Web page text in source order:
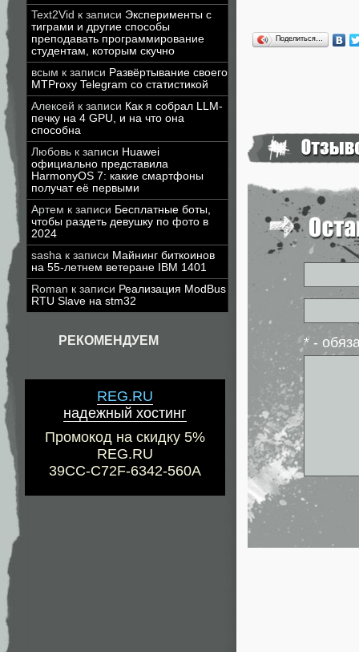
Text2Vid к записи Эксперименты с
тиграми и другие способы
преподавать программирование
студентам, которым скучно
всым к записи Развёртывание своего
MTProxy Telegram со статистикой
Алексей к записи Как я собрал LLM-
печку на 4 GPU, и на что она
способна
Любовь к записи Huawei
официально представила
HarmonyOS 7: какие смартфоны
получат её первыми
Артем к записи Бесплатные боты,
чтобы раздеть девушку по фото в
2024
sasha к записи Майнинг биткоинов
на 55-летнем ветеране IBM 1401
Roman к записи Реализация ModBus
RTU Slave на stm32
РЕКОМЕНДУЕМ
REG.RU
надежный хостинг
Промокод на скидку 5%
REG.RU
39CC-C72F-6342-560A
Поделиться…
* -